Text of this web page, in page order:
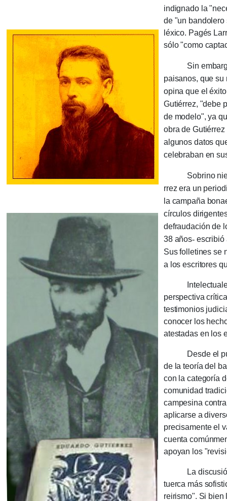
indignado la
de "un bandole­ro
léxico. Pagés
sólo "como
Sin embargo,
paisanos, que su
opina que el
Gutiérrez, "debe
de modelo", ya
obra de
algunos datos
celebraban en
Sobrino nieto
rrez era un
la campaña
círculos
defrauda­ción de
38 años-escri­bió
Sus folle­ti­nes se
a los es­cri­tores
Intele­ctuales
perspec­tiva
testimonios
cono­cer los
atestadas en los
Desde el
de la teoría del
con la cate­goría
comunidad
campesi­na
aplicarse a
precisamente el
cuenta
apoyan los
La discusión
tuerca más
reirismo". Si bien